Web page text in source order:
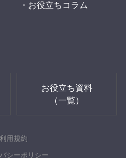
お役立ちコラム
お役立ち資料
（一覧）
利用規約
シーポリシー